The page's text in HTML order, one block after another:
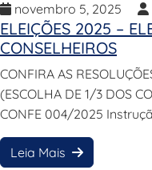
novembro 5, 2025
ELEIÇÕES 2025 –
CONSELHEIROS
CONFIRA AS
(ESCOLHA DE 1/3 DOS
CONFE 004/2025
Leia Mais